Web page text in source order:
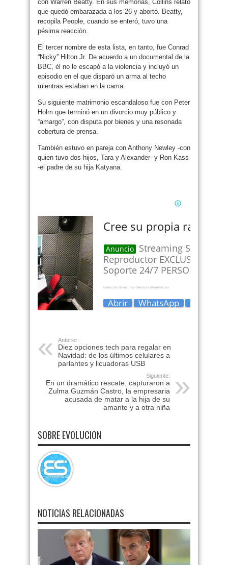
con Warren Beatty. En sus memorias, Collins relató
que quedó embarazada a los 26 y abortó. Beatty,
recopila People, cuando se enteró, tuvo una
pésima reacción.
El tercer nombre de esta lista, en tanto, fue Conrad
“Nicky” Hilton Jr. De acuerdo a un documental de la
BBC, él no le escapó a la violencia y incluyó un
episodio en el que disparó un arma al techo
mientras estaban en la cama.
Su siguiente matrimonio escandaloso fue con Peter
Holm que terminó en un divorcio muy público y
“amargo”, con disputa por bienes y una resonada
cobertura de prensa.
También estuvo en pareja con Anthony Newley -con
quien tuvo dos hijos, Tara y Alexander- y Ron Kass
-el padre de su hija Katyana.
Anterior:
Diez opciones tech para regalar en
Navidad: de los últimos celulares a
parlantes y licuadoras USB
Siguiente:
En un dramático rescate, capturaron a
Zulma Guzmán Castro, la empresaria
acusada de matar a la hija de su
amante y a otra niña
SOBRE EVOLUCION
NOTICIAS RELACIONADAS